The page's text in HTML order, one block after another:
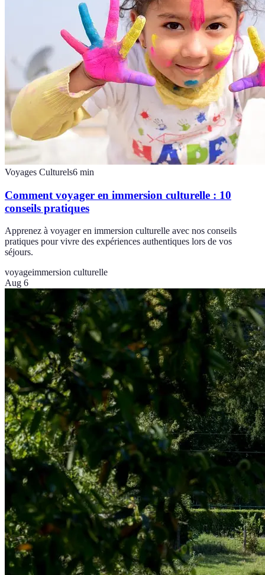
Voyages Culturels6 min
Comment voyager en immersion culturelle : 10
conseils pratiques
Apprenez à voyager en immersion culturelle avec nos conseils
pratiques pour vivre des expériences authentiques lors de vos
séjours.
voyageimmersion culturelle
Aug 6